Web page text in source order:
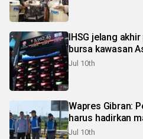
IHSG jelang
bursa kawasan
Jul 10th
Wapres Gibran:
harus hadirkan
Jul 10th